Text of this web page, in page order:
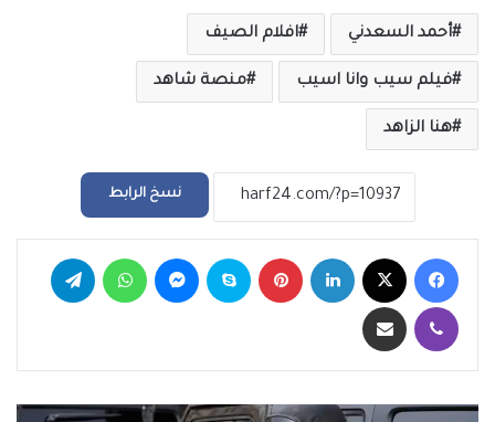
أحمد السعدني افلام الصيف
فيلم سيب وانا اسيب منصة شاهد
هنا الزاهد
نسخ الرابط
فيسبوك لينكدإن بينتيريست سكايب ماسنجر واتساب
ڤايبر مشاركة عبر البريد